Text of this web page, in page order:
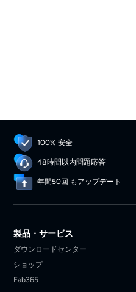
100% 安全
48時間以内問題応答
年間50回 もアップデート
製品・サービス
ダウンロードセンター
ショップ
Fab365